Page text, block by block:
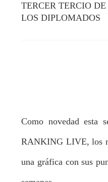
TERCER TERCIO DE
LOS DIPLOMADOS
Como novedad esta
RANKING LIVE, los
una gráfica con sus